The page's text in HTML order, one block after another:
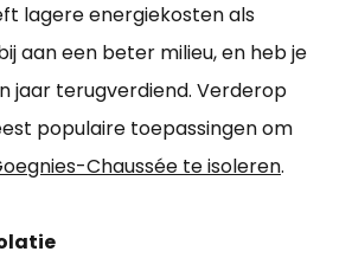
lagere energiekosten als
aan een beter milieu, en heb je
jaar terugverdiend. Verderop
populaire toepassingen om
Chaussée te isoleren.